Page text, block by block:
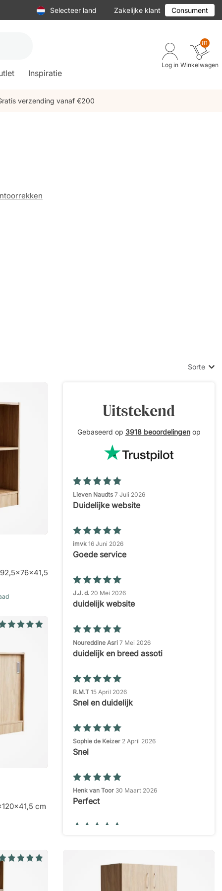
Selecteer land Zakelijke klant Consument
Inspiratie
Log in
81
Winkelwagen
verzending vanaf €200
slot,
van
Sorte
Uitstekend
Gebaseerd op 3918 beoordelingenop
Lieven Naudts 7 Juli 2026
Duidelijke website
imvk 16 Juni 2026
Goede service
J.J. d. 20 Mei 2026
duidelijk website
Noureddine Asri 7 Mei 2026
duidelijk en breed assoti
R.M.T 15 April 2026
Snel en duidelijk
Sophie de Keizer 2 April 2026
Snel
Henk van Toor 30 Maart 2026
Perfect
Elisabeth V.
cm